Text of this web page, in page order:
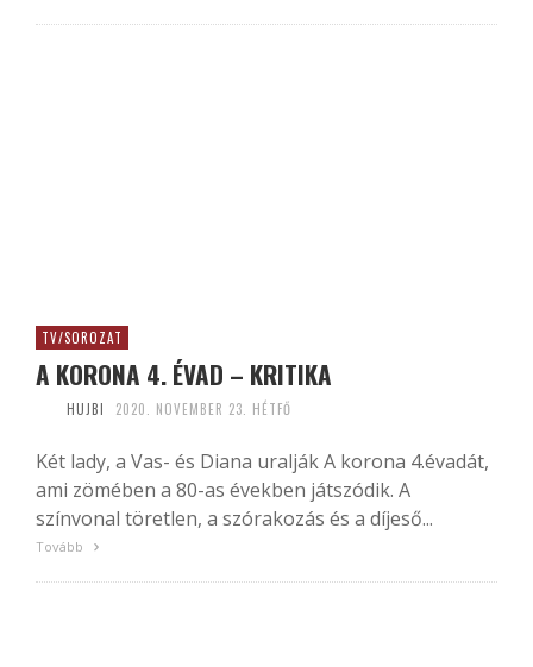
TV/SOROZAT
A KORONA 4. ÉVAD – KRITIKA
HUJBI 2020. NOVEMBER 23. HÉTFŐ
Két lady, a Vas- és Diana uralják A korona 4.évadát,
ami zömében a 80-as években játszódik. A
színvonal töretlen, a szórakozás és a díjeső...
Tovább